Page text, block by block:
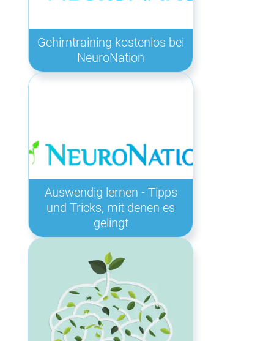
Gehirntraining kostenlos bei
NeuroNation
Auswendig lernen - Tipps
und Tricks, mit denen es
gelingt